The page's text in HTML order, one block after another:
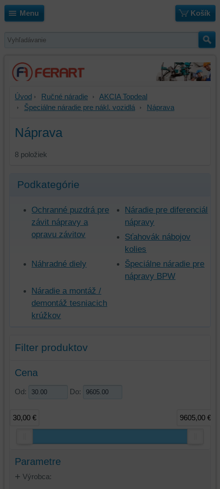
Menu Košík
Úvod Ručné náradie
AKCIA Topdeal
Špeciálne náradie pre nákl. vozidlá
Náprava
Náprava
8 položiek
Podkategórie
Ochranné puzdrá pre
závit nápravy a
opravu závitov
Náradie pre diferenciál
nápravy
Sťahovák nábojov
kolies
Náhradné diely
Špeciálne náradie pre
nápravy BPW
Náradie a montáž /
demontáž tesniacich
krúžkov
Filter produktov
Cena
Od: Do:
30,00 € 9605,00 €
Parametre
Výrobca: